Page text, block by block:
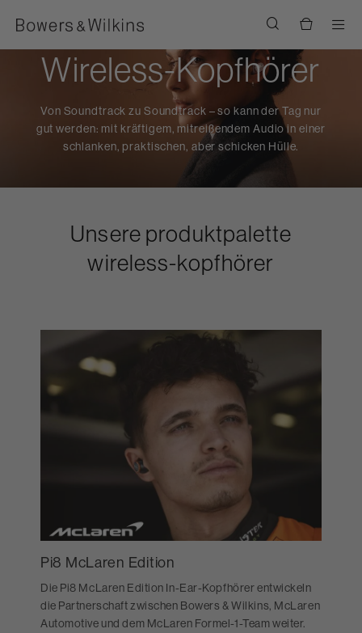
Wireless-Kopfhörer
Von Soundtrack zu Soundtrack – so kann der Tag nur
gut werden: mit kräftigem, mitreißendem Audio in einer
schlanken, praktischen, aber schicken Hülle.
Unsere produktpalette
wireless-kopfhörer
Pi8 McLaren Edition
Die Pi8 McLaren Edition In-Ear-Kopfhörer entwickeln
die Partnerschaft zwischen Bowers & Wilkins, McLaren
Automotive und dem McLaren Formel-1-Team weiter.